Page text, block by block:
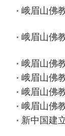
峨眉山佛
峨眉山佛
峨眉山佛
峨眉山佛
峨眉山佛
峨眉山佛